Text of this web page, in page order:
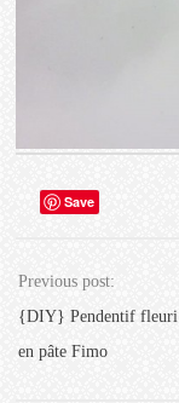
Save
Previous post:
{DIY} Pendentif fleuri
en pâte Fimo